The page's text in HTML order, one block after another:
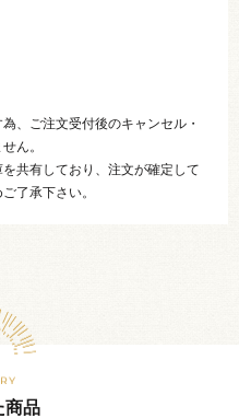
、ご注文受付後のキャンセル・
ん。
共有しており、注文が確定して
了承下さい。
商品